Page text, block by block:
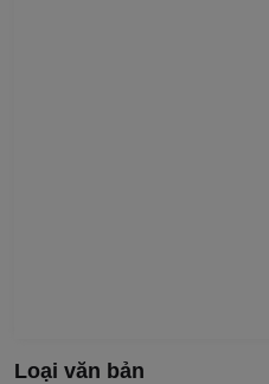
Loại văn bản